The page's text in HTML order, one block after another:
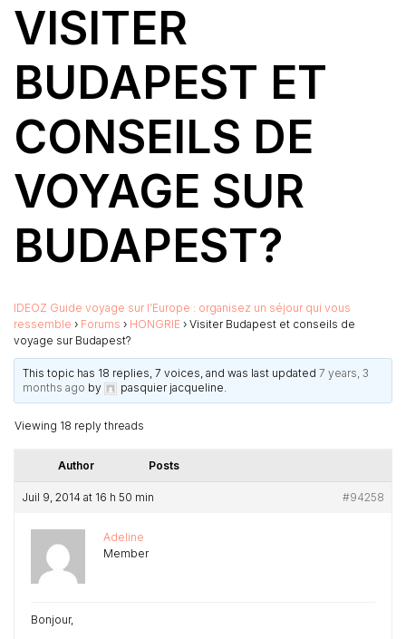
VISITER
BUDAPEST ET
CONSEILS DE
VOYAGE SUR
BUDAPEST?
IDEOZ Guide voyage sur l’Europe : organisez un séjour qui vous
ressemble › Forums › HONGRIE › Visiter Budapest et conseils de
voyage sur Budapest?
This topic has 18 replies, 7 voices, and was last updated7 years, 3
months ago by pasquier jacqueline.
Viewing 18 reply threads
Author Posts
Juil 9, 2014 at 16 h 50 min #94258
Adeline
Member
Bonjour,